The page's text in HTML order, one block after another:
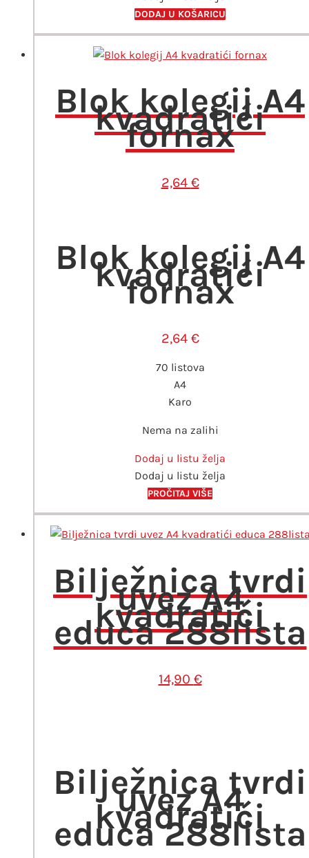
DODAJ U KOŠARICU
Blok kolegij A4
kvadratići
fornax
2,64 €
Blok kolegij A4
kvadratići
fornax
2,64 €
70 listova
A4
Karo
Nema na zalihi
Dodaj u listu želja
Dodaj u listu želja
PROČITAJ VIŠE
Bilježnica tvrdi
uvez A4
kvadratići
educa 288lista
14,90 €
Bilježnica tvrdi
uvez A4
kvadratići
educa 288lista